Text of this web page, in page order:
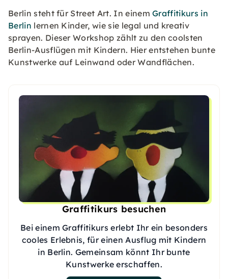
Berlin steht für Street Art. In einemGraffitikurs in
Berlin lernen Kinder, wie sie legal und kreativ
sprayen. Dieser Workshop zählt zu den coolsten
Berlin-Ausflügen mit Kindern. Hier entstehen bunte
Kunstwerke auf Leinwand oder Wandflächen.
Graffitikurs besuchen
Bei einem Graffitikurs erlebt Ihr ein besonders
cooles Erlebnis, für einen Ausflug mit Kindern
in Berlin. Gemeinsam könnt Ihr bunte
Kunstwerke erschaffen.